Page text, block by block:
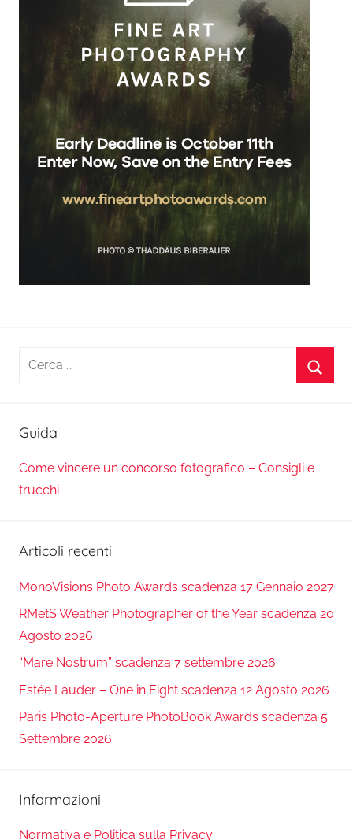
Ricerca
Guida
Come vincere un concorso fotografico – Consigli e
trucchi
Articoli recenti
MonoVisions Photo Awards scadenza 17 Gennaio 2027
RMetS Weather Photographer of the Year scadenza 20
Agosto 2026
“Mare Nostrum” scadenza 7 settembre 2026
Estée Lauder – One in Eight scadenza 12 Agosto 2026
Paris Photo-Aperture PhotoBook Awards scadenza 5
Settembre 2026
Informazioni
Normativa e Politica sulla Privacy